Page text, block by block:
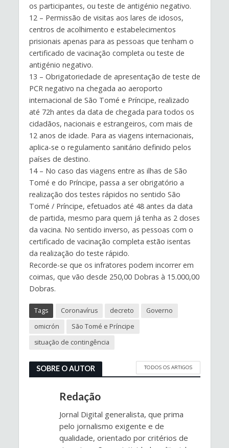
os participantes, ou teste de antigénio negativo.
12 – Permissão de visitas aos lares de idosos,
centros de acolhimento e estabelecimentos
prisionais apenas para as pessoas que tenham o
certificado de vacinação completa ou teste de
antigénio negativo.
13 – Obrigatoriedade de apresentação de teste de
PCR negativo na chegada ao aeroporto
internacional de São Tomé e Príncipe, realizado
até 72h antes da data de chegada para todos os
cidadãos, nacionais e estrangeiros, com mais de
12 anos de idade. Para as viagens internacionais,
aplica-se o regulamento sanitário definido pelos
países de destino.
14 – No caso das viagens entre as ilhas de São
Tomé e do Príncipe, passa a ser obrigatório a
realização dos testes rápidos no sentido São
Tomé / Príncipe, efetuados até 48 antes da data
de partida, mesmo para quem já tenha as 2 doses
da vacina. No sentido inverso, as pessoas com o
certificado de vacinação completa estão isentas
da realização do teste rápido.
Recorde-se que os infratores podem incorrer em
coimas, que vão desde 250,00 Dobras à 15.000,00
Dobras.
Tags Coronavírus decreto
Governo
omicrón
São Tomé e Príncipe
situação de contingência
SOBRE O AUTOR TODOS OS ARTIGOS
Redação
Jornal Digital generalista, que prima
pelo jornalismo exigente e de
qualidade, orientado por critérios de